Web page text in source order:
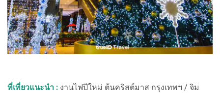
ที่เที่ยวแนะนำ : งานไฟปีใหม่ ต้นคริสต์มาส กรุงเทพฯ / จิม